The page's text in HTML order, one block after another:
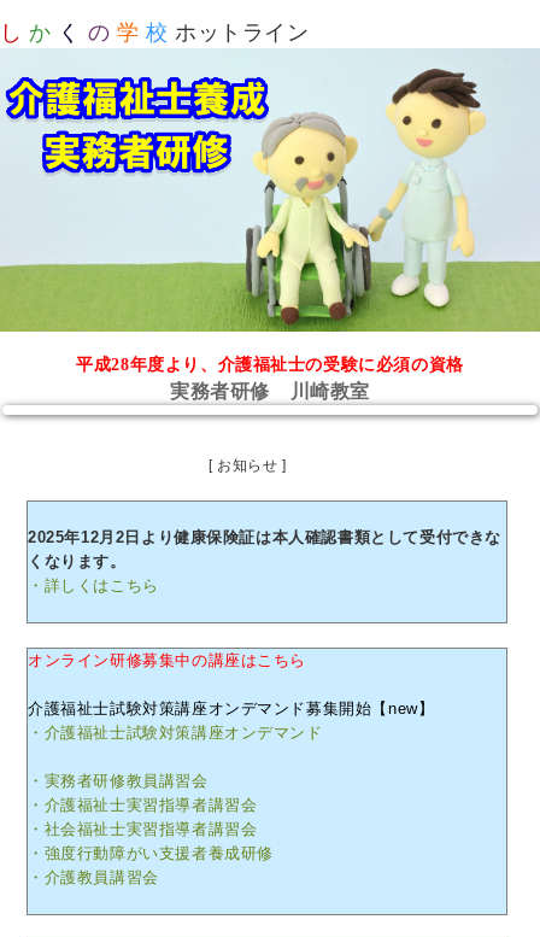
し か く の 学 校 ホットライン
平成28年度より、介護福祉士の受験に必須の資格
実務者研修 川崎教室
[ お知らせ ]
2025年12月2日より健康保険証は本人確認書類として受付できな
くなります。
・詳しくはこちら
オンライン研修募集中の講座はこちら
介護福祉士試験対策講座オンデマンド募集開始【new】
・介護福祉士試験対策講座オンデマンド
・実務者研修教員講習会
・介護福祉士実習指導者講習会
・社会福祉士実習指導者講習会
・強度行動障がい支援者養成研修
・介護教員講習会